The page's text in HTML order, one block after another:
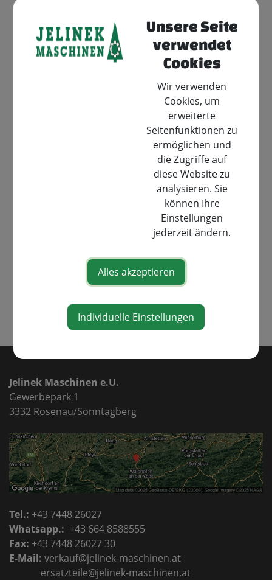
Die Mähroboter sind besonders leise,
wartungsarm und vollständig automatisiert: Sie
liefern zuverlässige Ergebnisse bei nahezu jedem
Wetter. Damit sind sie perfekt für kleine bis
Der Automower® 308V deckt Flächen bis 800 m²
ab, während der 312V für bis zu 1.200 m² ausgelegt
ist. Beide Modelle sind ab Frühjahr 2026 in
Jetzt beim Gewinnspiel mitmachen und smarte
Teile den Artikel
Jelinek Maschinen e.U.
Gewerbepark 1
3332 Rosenau/Sonntagberg
Tel.: +43 7448 26027
Whatsapp.: +43 664 8588555
Fax: +43 7448 26027 30
E-Mail: verkauf@jelinek-maschinen.at
ersatzteile@jelinek-maschinen.at
Unsere Seite
verwendet
Cookies
Wir verwenden
Cookies, um
erweiterte
Seitenfunktionen zu
ermöglichen und
die Zugriffe auf
diese Website zu
analysieren. Sie
können Ihre
Einstellungen
jederzeit ändern.
Alles akzeptieren
Individuelle Einstellungen